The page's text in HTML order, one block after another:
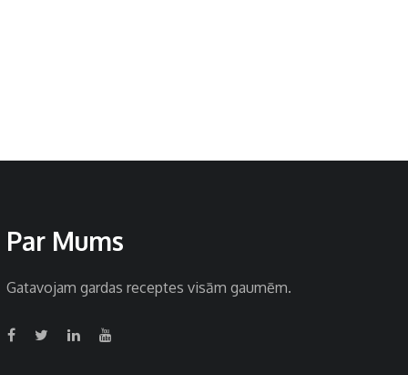
Par Mums
Gatavojam gardas receptes visām gaumēm.